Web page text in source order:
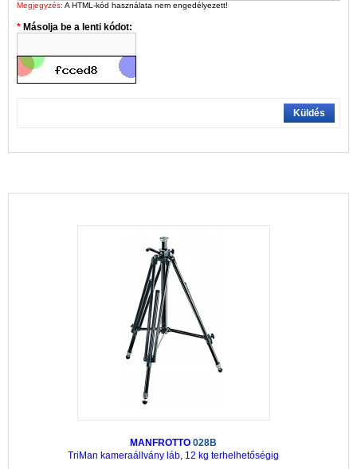
Megjegyzés: A HTML-kód használata nem engedélyezett!
Másolja be a lenti kódot:
Küldés
MANFROTTO 028B
TriMan kameraállvány láb, 12 kg terhelhetőségig